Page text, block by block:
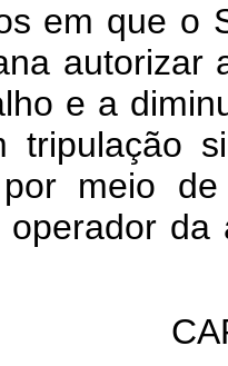
em que o
autorizar
e a
tripulação
por meio